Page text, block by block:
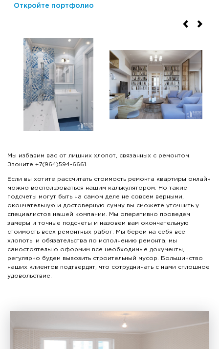
Откройте портфолио
Мы избавим вас от лишних хлопот, связанных с ремонтом.
Звоните +7(964)594-6661.
Если вы хотите рассчитать стоимость ремонта квартиры онлайн
можно воспользоваться нашим калькулятором. Но такие
подсчеты могут быть на самом деле не совсем верными,
окончательную и достоверную сумму вы сможете уточнить у
специалистов нашей компании. Мы оперативно проведем
замеры и точные подсчеты и назовем вам окончательную
стоимость всех ремонтных работ. Мы берем на себя все
хлопоты и обязательства по исполнению ремонта, мы
самостоятельно оформим все необходимые документы,
регулярно будем вывозить строительный мусор. Большинство
наших клиентов подтвердят, что сотрудничать с нами сплошное
удовольствие.